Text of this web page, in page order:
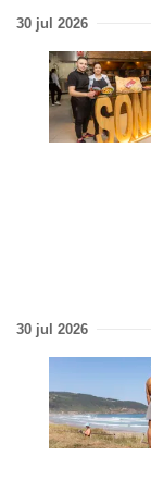
30 jul 2026
30 jul 2026